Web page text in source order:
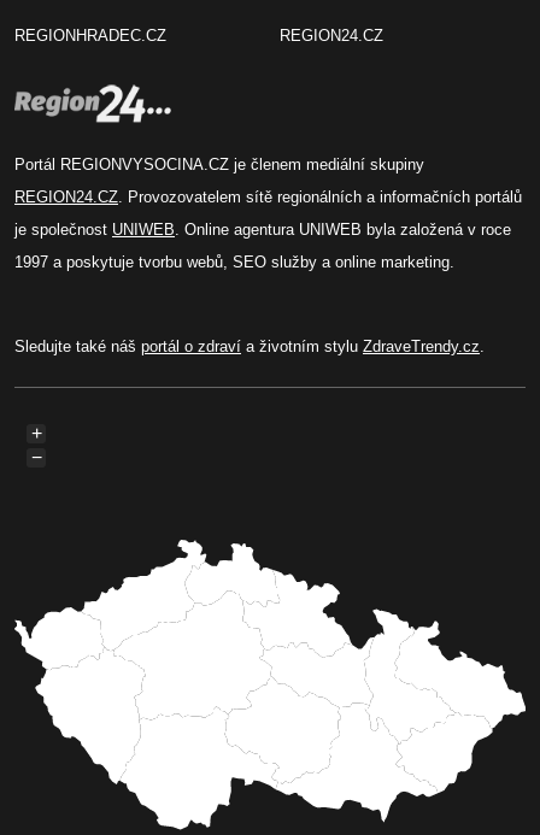
REGIONHRADEC.CZ REGION24.CZ
Portál REGIONVYSOCINA.CZ je členem mediální skupiny
REGION24.CZ . Provozovatelem sítě regionálních a informačních portálů
je společnost UNIWEB . Online agentura UNIWEB byla založená v roce
1997 a poskytuje tvorbu webů, SEO služby a online marketing.
Sledujte také náš portál o zdraví a životním stylu ZdraveTrendy.cz
+
−